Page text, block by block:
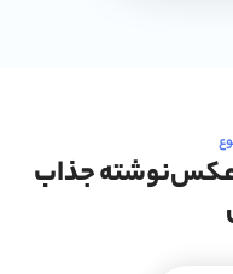
عکس‌نوشته جذاب